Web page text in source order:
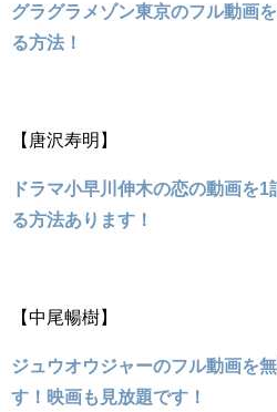
グラグラメゾン東京のフル動画
る方法！
【唐沢寿明】
ドラマ小早川伸木の恋の動画を
る方法あります！
【中尾暢樹】
ジュウオウジャーのフル動画を
す！映画も見放題です！